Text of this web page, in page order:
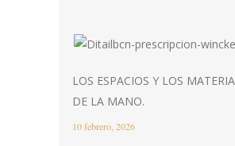
LOS ESPACIOS Y LOS
DE LA MANO.
10 febrero, 2026